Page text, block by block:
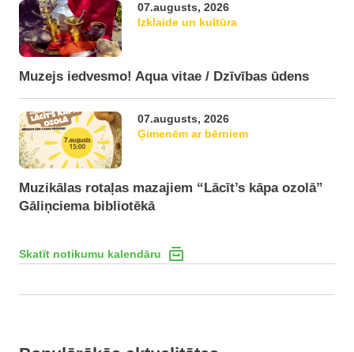
07.augusts, 2026
Izklaide un kultūra
Muzejs iedvesmo! Aqua vitae / Dzīvības ūdens
07.augusts, 2026
Ģimenēm ar bērniem
Muzikālas rotaļas mazajiem “Lācīt’s kāpa ozolā”
Gāliņciema bibliotēkā
Skatīt notikumu kalendāru